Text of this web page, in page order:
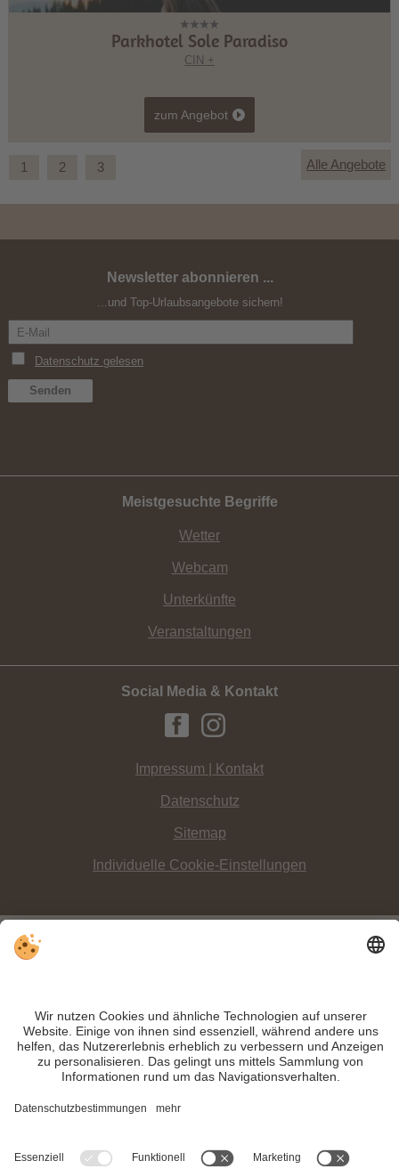
Parkhotel Sole Paradiso
CIN +
"Ganz nah am Himmel"
zum Angebot
1 2 3 Alle Angebote
Newsletter abonnieren ...
...und Top-Urlaubsangebote sichern!
Meistgesuchte Begriffe
Wetter
Webcam
Unterkünfte
Veranstaltungen
Social Media & Kontakt
Impressum | Kontakt
Datenschutz
Sitemap
Individuelle Cookie-Einstellungen
INFO:
Toblacher
See
Trotz genauer Arbeit und ständigem Aktualisieren der Inhalte, können Fehler
auftreten. Wir übernehmen keine Gewähr für die Richtigkeit und Vollständigkeit
aller Informationen.